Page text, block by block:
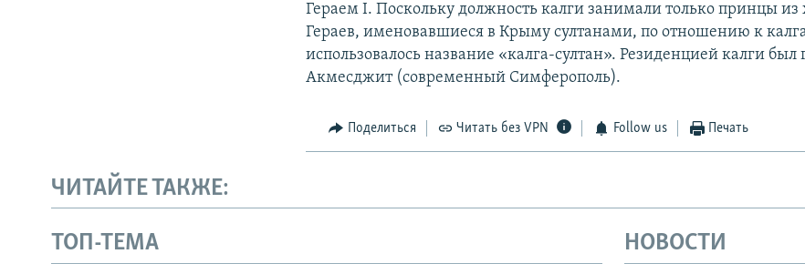
Гераем I. Поскольку должность калги занимали только принцы из
Гераев, именовавшиеся в Крыму султанами, по отношению к
использовалось название «калга-султан». Резиденцией калги был
Акмесджит (современный Симферополь).
Поделиться Читать без VPN Follow us Печать
ЧИТАЙТЕ ТАКЖЕ:
ТОП-ТЕМА НОВОСТИ